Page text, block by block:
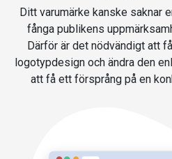
Ditt varumärke kanske saknar
fånga publikens
Därför är det nödvändigt att
logotypdesign och ändra den
att få ett försprång på en